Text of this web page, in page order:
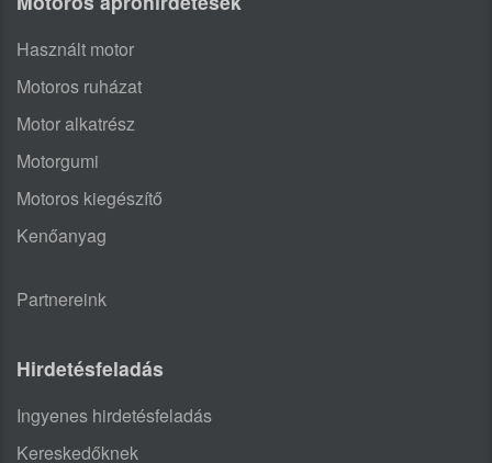
Használt motor
Motoros ruházat
Motor alkatrész
Motorgumi
Motoros kiegészítő
Kenőanyag
Partnereink
Hirdetésfeladás
Ingyenes hirdetésfeladás
Kereskedőknek